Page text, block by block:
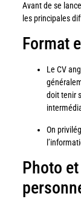
Avant de se
les principales
Format
Le CV
doit tenir
On
Photo